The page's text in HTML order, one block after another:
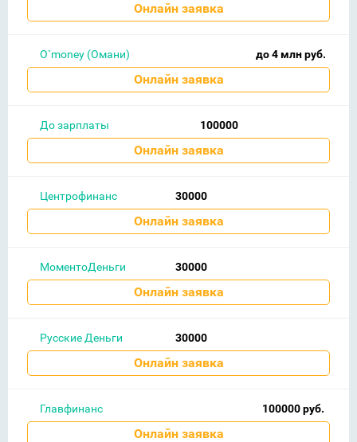
Онлайн заявка
O`money (Омани) до 4 млн руб.
Онлайн заявка
До зарплаты 100000
Онлайн заявка
Центрофинанс 30000
Онлайн заявка
МоментоДеньги 30000
Онлайн заявка
Русские Деньги 30000
Онлайн заявка
Главфинанс 100000 руб.
Онлайн заявка